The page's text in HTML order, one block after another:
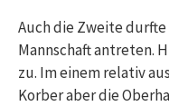
Auch die Zweite
Mannschaft antreten.
zu. Im einem relativ
Korber aber die